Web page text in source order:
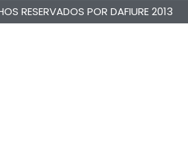
RESERVADOS POR DAFIURE 2013